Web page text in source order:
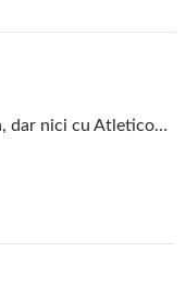
dar nici cu Atletico…